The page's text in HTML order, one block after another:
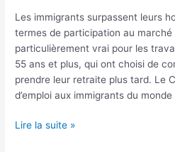
Les immigrants surpassent leurs
termes de participation au
particulièrement vrai pour les
55 ans et plus, qui ont choisi de
prendre leur retraite plus tard. Le
d’emploi aux immigrants du
Lire la suite »